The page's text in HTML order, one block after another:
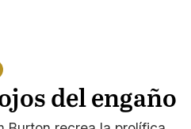
del engaño